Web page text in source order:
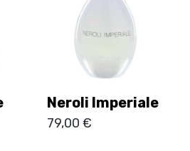
Neroli Imperiale
79,00€